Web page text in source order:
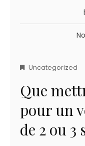
Uncategorized
Que
pour un
de 2 ou 3